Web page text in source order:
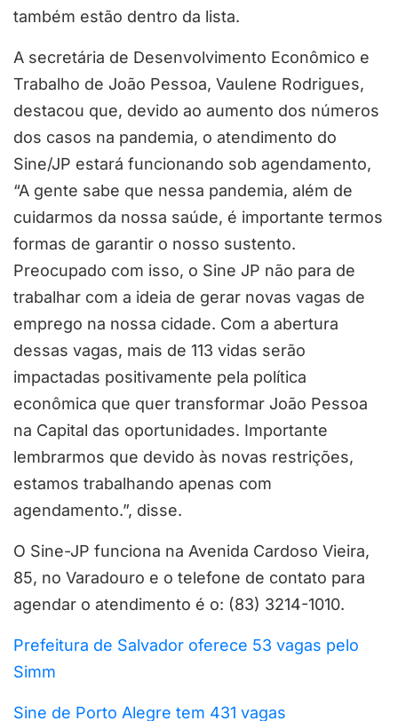
também estão dentro da lista.
A secretária de Desenvolvimento Econômico e
Trabalho de João Pessoa, Vaulene Rodrigues,
destacou que, devido ao aumento dos números
dos casos na pandemia, o atendimento do
Sine/JP estará funcionando sob agendamento,
“A gente sabe que nessa pandemia, além de
cuidarmos da nossa saúde, é importante termos
formas de garantir o nosso sustento.
Preocupado com isso, o Sine JP não para de
trabalhar com a ideia de gerar novas vagas de
emprego na nossa cidade. Com a abertura
dessas vagas, mais de 113 vidas serão
impactadas positivamente pela política
econômica que quer transformar João Pessoa
na Capital das oportunidades. Importante
lembrarmos que devido às novas restrições,
estamos trabalhando apenas com
agendamento.”, disse.
O Sine-JP funciona na Avenida Cardoso Vieira,
85, no Varadouro e o telefone de contato para
agendar o atendimento é o: (83) 3214-1010.
Prefeitura de Salvador oferece 53 vagas pelo
Simm
Sine de Porto Alegre tem 431 vagas